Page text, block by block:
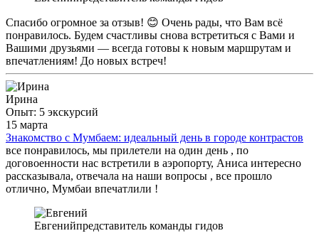
Спасибо огромное за отзыв! 😊 Очень рады, что Вам всё
понравилось. Будем счастливы снова встретиться с Вами и
Вашими друзьями — всегда готовы к новым маршрутам и
впечатлениям! До новых встреч!
Ирина
Опыт: 5 экскурсий
15 марта
Знакомство с Мумбаем: идеальный день в городе контрастов
все понравилось, мы прилетели на один день , по
договоенности нас встретили в аэропорту, Аниса интересно
рассказывала, отвечала на наши вопросы , все прошло
отлично, Мумбаи впечатлили !
Евгенийпредставитель команды гидов